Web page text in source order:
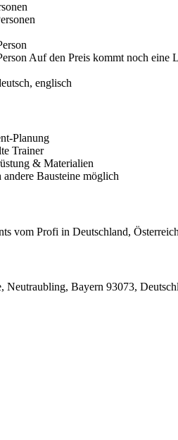
Auf den Preis kommt noch eine
englisch
Planung
Trainer
& Materialien
Bausteine möglich
vom Profi in Deutschland,
Neutraubling, Bayern 93073,